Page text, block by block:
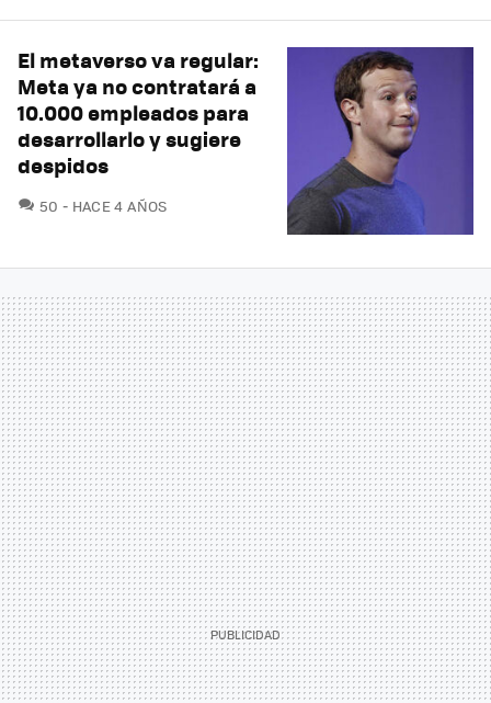
El metaverso va regular:
Meta ya no contratará a
10.000 empleados para
desarrollarlo y sugiere
despidos
50 COMENTARIOS
HACE 4 AÑOS